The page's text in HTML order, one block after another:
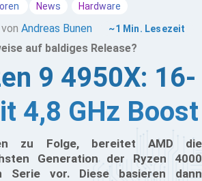
News Hardware
vonAndreas Bunen ~1 Min. Lesezeit
auf baldiges Release?
9 4950X: 16-
4,8 GHz Boost
zu Folge, bereitet AMD die
Generation der Ryzen 4000
Serie vor. Diese basieren dann